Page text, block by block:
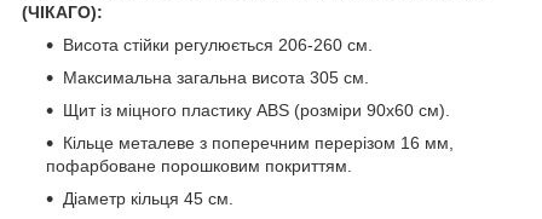
(ЧІКАГО):
Висота стійки регулюється 206-260 см.
Максимальна загальна висота 305 см.
Щит із міцного пластику ABS (розміри 90x60 см).
Кільце металеве з поперечним перерізом 16 мм,
пофарбоване порошковим покриттям.
Діаметр кільця 45 см.